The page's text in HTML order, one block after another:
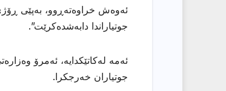
ئەوەش خراوەتەڕوو، بەپێی
جوتیاراندا دابەشدەكرێت”.
جوتیاران خەرجكرا.